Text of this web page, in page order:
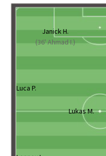
Janick H.
(36' Ahmad I.)
Luca P.
Lukas M.